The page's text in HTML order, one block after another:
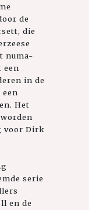
de
die
numa-
een
in de
Het
voor Dirk
serie
en de